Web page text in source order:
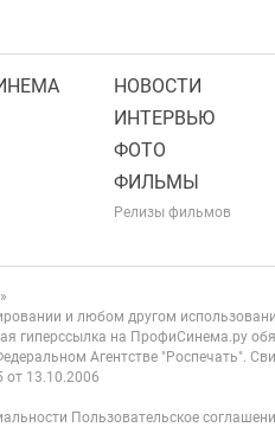
НОВОСТИ
ИНТЕРВЬЮ
ФОТО
ФИЛЬМЫ
Релизы фильмов
и любом другом
гиперссылка на ПрофиСинема.ру
Агентстве "Роспечать".
13.10.2006
Пользовательское